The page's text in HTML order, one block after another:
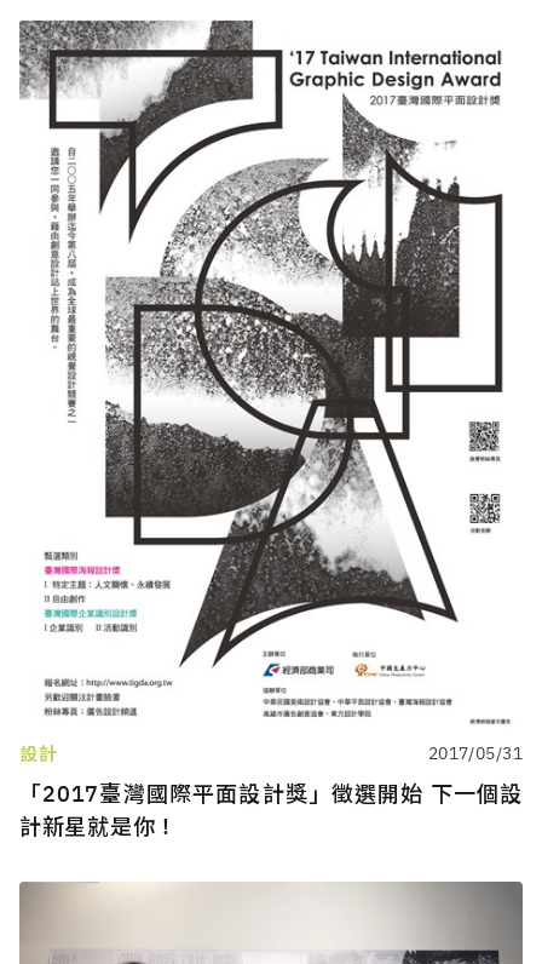
設計 2017/05/31
「2017臺灣國際平面設計獎」徵選開始 下一個設
計新星就是你！